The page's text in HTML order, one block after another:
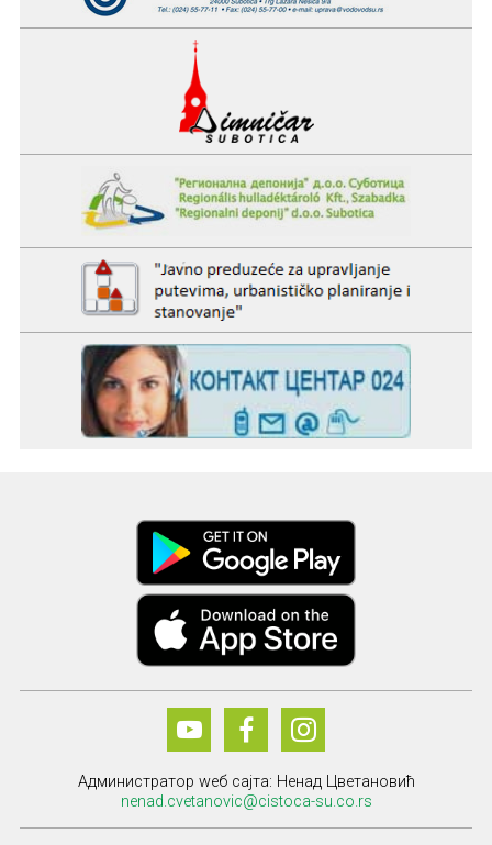
Администратор wеб сајта: Ненад Цветановић
nenad.cvetanovic@cistoca-su.co.rs